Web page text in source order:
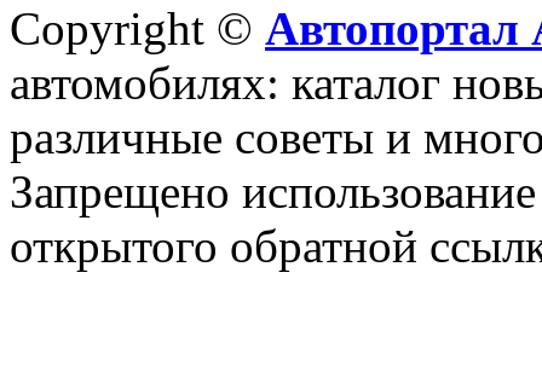
Copyright © Автопортал
автомобилях: каталог
различные советы и
Запрещено
открытого обратной